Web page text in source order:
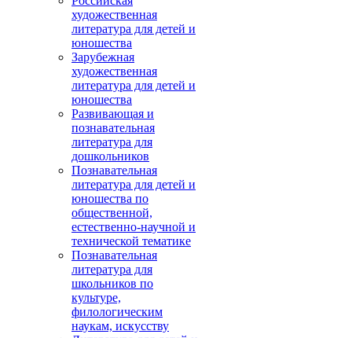
художественная
литература для детей и
юношества
Зарубежная
художественная
литература для детей и
юношества
Развивающая и
познавательная
литература для
дошкольников
Познавательная
литература для детей и
юношества по
общественной,
естественно-научной и
технической тематике
Познавательная
литература для
школьников по
культуре,
филологическим
наукам, искусству